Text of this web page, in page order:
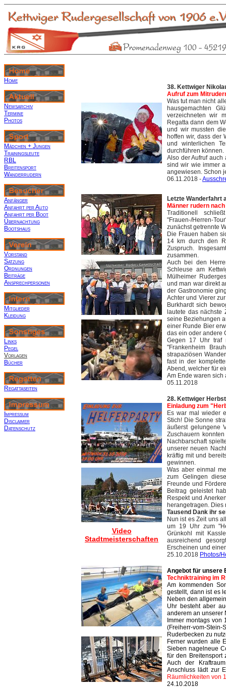
Home
Newsarchiv
Termine
Photos
Mädchen + Jungen
Trainingsleute
RBL
Breitensport
Wanderrudern
Anfänger
Anfahrt per Auto
Anfahrt per Boot
Übernachtung
Bootshaus
Vorstand
Satzung
Ordnungen
Beiträge
Ansprechpersonen
Mitglieder
Kleidung
Links
Pegel
Vorlagen
Bücher
Regattaseiten
Impressum
Disclaimer
Datenschutz
38. Kettwiger
Aufruf zum
Was tut man nicht
hausgemachten
verzeichneten wir
Regatta dann dem
und wir mussten
hoffen wir, dass der
und winterlichen
durchführen können.
Also der Aufruf auch
sind wir wie immer
angewiesen. Schon
06.11.2018 -
Letzte Wanderfahrt
Männer rudern
Traditionell
"Frauen-/Herren-
zunächst getrennte
Die Frauen haben
14 km durch den
Zuspruch.
zusammen.
Auch bei den
Schleuse am
Mülheimer
und man war direkt
der Gastronomie
Achter und Vierer
Burkhardt sich
lautete das nächste
seine Beziehungen
einer Runde Bier
das ein oder andere
Gegen 17 Uhr traf
"Frankenheim
strapaziösen
fast in der
Abend, welcher für
Am Ende waren sich
05.11.2018
Video
Stadtmeisterschaften
28. Kettwiger
Einladung zum
Es war mal wieder
Stich! Die Sonne
äußerst gelungene
Zuschauern
Nachbarschaft
unserer neuen
kräftig mit und
gewinnen.
Was aber einmal
zum Gelingen
Freunde und
Beitrag geleistet
Respekt und
herangetragen.
Tausend Dank ihr
Nun ist es Zeit uns
um 19 Uhr zum
Grünkohl mit
ausreichend
Erscheinen und
25.10.2018 Photos/
Angebot für unsere
Techniktraining im
Am kommenden
gestellt, dann ist es
Neben den
Uhr besteht aber
anderem an unserer
Immer montags
(Freiherr-vom-
Ruderbecken zu
Ferner wurden alle
Sieben nagelneue
für den Breitensport
Auch der
Anschluss lädt zur
Räumlichkeiten von
24.10.2018